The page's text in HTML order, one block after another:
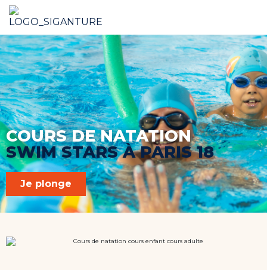
Français
COURS DE NATATION
SWIM STARS À PARIS 18
Je plonge